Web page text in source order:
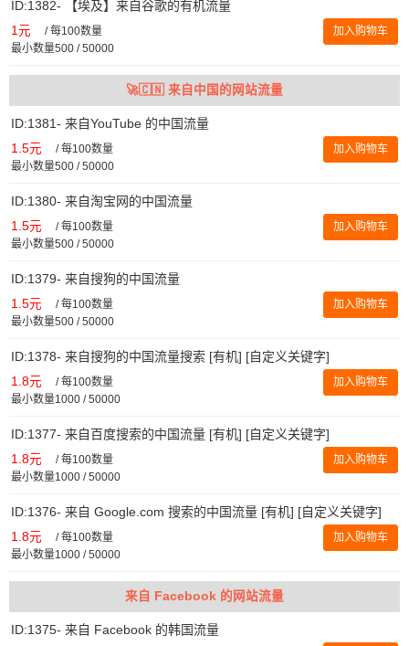
ID:1382- 【埃及】来自谷歌的有机流量
1元 /每100数量
最小数量500 / 50000
加入购物车
🚀🇨🇳 来自中国的网站流量
ID:1381- 来自YouTube 的中国流量
1.5元 /每100数量
最小数量500 / 50000
加入购物车
ID:1380- 来自淘宝网的中国流量
1.5元 /每100数量
最小数量500 / 50000
加入购物车
ID:1379- 来自搜狗的中国流量
1.5元 /每100数量
最小数量500 / 50000
加入购物车
ID:1378- 来自搜狗的中国流量搜索 [有机] [自定义关键字]
1.8元 /每100数量
最小数量1000 / 50000
加入购物车
ID:1377- 来自百度搜索的中国流量 [有机] [自定义关键字]
1.8元 /每100数量
最小数量1000 / 50000
加入购物车
ID:1376- 来自 Google.com 搜索的中国流量 [有机] [自定义关键字]
1.8元 /每100数量
最小数量1000 / 50000
加入购物车
来自 Facebook 的网站流量
ID:1375- 来自 Facebook 的韩国流量